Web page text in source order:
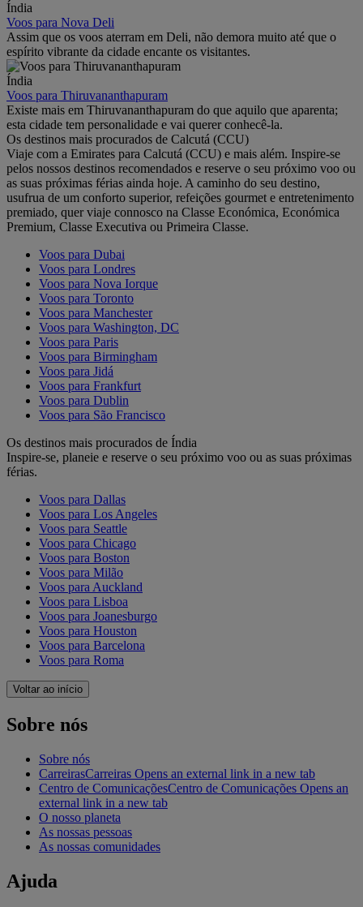
Índia
Voos para Nova Deli
Assim que os voos aterram em Deli, não demora muito até que o
espírito vibrante da cidade encante os visitantes.
Índia
Voos para Thiruvananthapuram
Existe mais em Thiruvananthapuram do que aquilo que aparenta;
esta cidade tem personalidade e vai querer conhecê-la.
Os destinos mais procurados de Calcutá (CCU)
Viaje com a Emirates para Calcutá (CCU) e mais além. Inspire-se
pelos nossos destinos recomendados e reserve o seu próximo voo ou
as suas próximas férias ainda hoje. A caminho do seu destino,
usufrua de um conforto superior, refeições gourmet e entretenimento
premiado, quer viaje connosco na Classe Económica, Económica
Premium, Classe Executiva ou Primeira Classe.
Voos para Dubai
Voos para Londres
Voos para Nova Iorque
Voos para Toronto
Voos para Manchester
Voos para Washington, DC
Voos para Paris
Voos para Birmingham
Voos para Jidá
Voos para Frankfurt
Voos para Dublin
Voos para São Francisco
Os destinos mais procurados de Índia
Inspire-se, planeie e reserve o seu próximo voo ou as suas próximas
férias.
Voos para Dallas
Voos para Los Angeles
Voos para Seattle
Voos para Chicago
Voos para Boston
Voos para Milão
Voos para Auckland
Voos para Lisboa
Voos para Joanesburgo
Voos para Houston
Voos para Barcelona
Voos para Roma
Voltar ao início
Sobre nós
Sobre nós
CarreirasCarreiras Opens an external link in a new tab
Centro de ComunicaçõesCentro de Comunicações Opens an
external link in a new tab
O nosso planeta
As nossas pessoas
As nossas comunidades
Ajuda